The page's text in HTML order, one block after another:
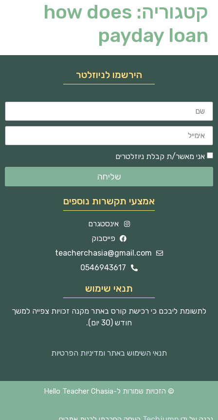
קטגוריה: how does
payday loan
הירשמו לניוזלטר
אני מאשר/ת קבלת ניוזלטרים
שליחה
אמצעי תקשרות נוספים
אינסטגרם
פייסבוק
teacherchasia@gmail.com
0546943617
תנאי שימוש
לתשומת ליבכם כי רכישת קורס באתר מקנה זכויות צפייה למשך
חודש (30 יום).
תנאי השימוש באתר ומדיניות הפרטיות
© הזכויות שמורות ל-Hello Teacher Chasia